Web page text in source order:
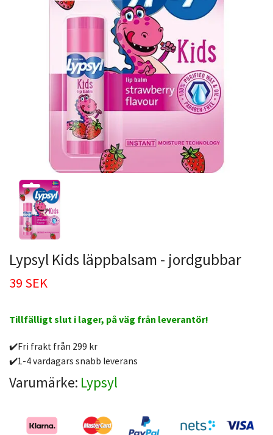
Lypsyl Kids läppbalsam - jordgubbar
39 SEK
Tillfälligt slut i lager, på väg från leverantör!
✔️Fri frakt från 299 kr
✔️1-4 vardagars snabb leverans
Varumärke: Lypsyl